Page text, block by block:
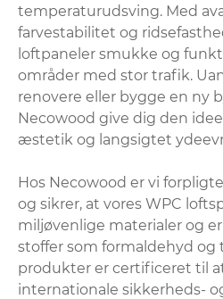
temperaturudsving. Med
farvestabilitet og
loftpaneler smukke og
områder med stor trafik.
renovere eller bygge en ny
Necowood give dig den
æstetik og langsigtet
Hos Necowood er vi
og sikrer, at vores WPC
miljøvenlige materialer og
stoffer som formaldehyd og
produkter er certificeret til
internationale sikkerheds-